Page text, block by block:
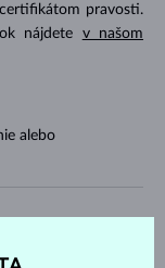
pravosti.
nájdete v našom
alebo